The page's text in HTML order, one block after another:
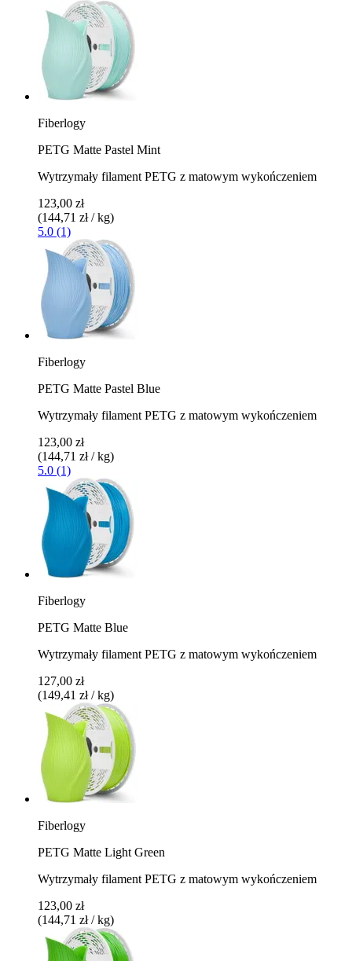
Fiberlogy
PETG Matte Pastel Mint
Wytrzymały filament PETG z matowym wykończeniem
123,00 zł
(144,71 zł / kg)
5.0 (1)
Fiberlogy
PETG Matte Pastel Blue
Wytrzymały filament PETG z matowym wykończeniem
123,00 zł
(144,71 zł / kg)
5.0 (1)
Fiberlogy
PETG Matte Blue
Wytrzymały filament PETG z matowym wykończeniem
127,00 zł
(149,41 zł / kg)
Fiberlogy
PETG Matte Light Green
Wytrzymały filament PETG z matowym wykończeniem
123,00 zł
(144,71 zł / kg)